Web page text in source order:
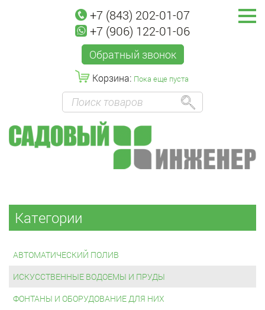
+7 (843) 202-01-07
+7 (906) 122-01-06
Обратный звонок
Корзина: Пока еще пуста
Категории
АВТОМАТИЧЕСКИЙ ПОЛИВ
ИСКУССТВЕННЫЕ ВОДОЕМЫ И ПРУДЫ
ФОНТАНЫ И ОБОРУДОВАНИЕ ДЛЯ НИХ